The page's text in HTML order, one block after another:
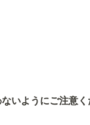
いようにご注意く